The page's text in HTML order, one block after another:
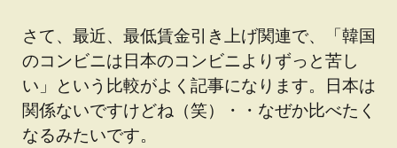
さて、最近、最低賃金引き上げ関連で、「韓国
のコンビニは日本のコンビニよりずっと苦し
い」という比較がよく記事になります。日本は
関係ないですけどね（笑）・・なぜか比べたく
なるみたいです。